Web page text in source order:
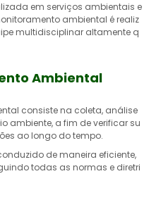
em serviços ambientais e
ambiental é realiz
multidisciplinar altamente q
Ambiental
consiste na coleta, análise
ambiente, a fim de verificar su
ao longo do tempo.
de maneira eficiente,
todas as normas e diretri